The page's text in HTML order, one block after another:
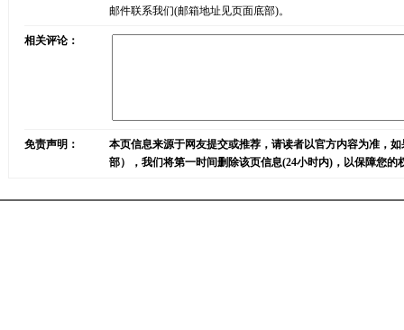
邮件联系我们(邮箱地址见页面底部)。
相关评论：
免责声明：
本页信息来源于网友提交或推荐，请读者以官方内容为准，
部），我们将第一时间删除该页信息(24小时内)，以保障您的